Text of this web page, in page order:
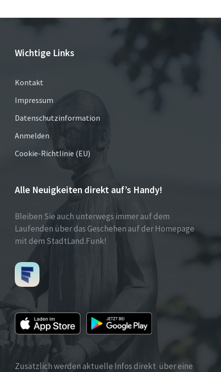
Wichtige Links
Kontakt
Impressum
Datenschutzinformation
Anmelden
Cookie-Richtlinie (EU)
Alle Neuigkeiten direkt auf’s Handy!
Bleiben Sie auch unterwegs immer auf dem
Laufenden über das Geschehen auf der Homepage
mit dem StadtLand.Funk!
Zusätzlich werden aktuelle Infos direkt über eine